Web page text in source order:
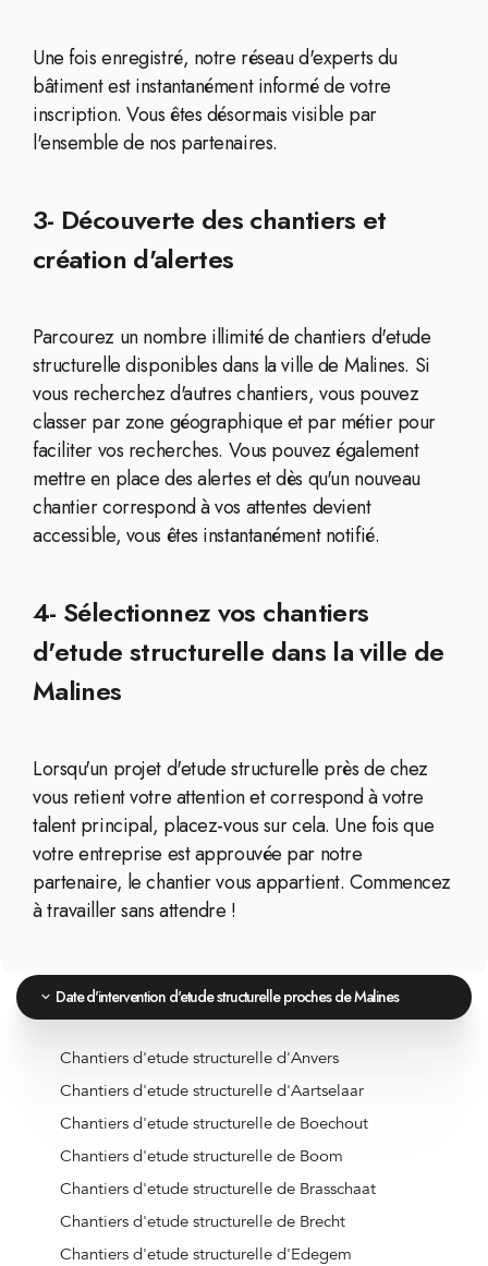
Une fois enregistré, notre réseau d'experts du
bâtiment est instantanément informé de votre
inscription. Vous êtes désormais visible par
l'ensemble de nos partenaires.
3- Découverte des chantiers et
création d'alertes
Parcourez un nombre illimité de chantiers d'etude
structurelle disponibles dans la ville de Malines. Si
vous recherchez d'autres chantiers, vous pouvez
classer par zone géographique et par métier pour
faciliter vos recherches. Vous pouvez également
mettre en place des alertes et dès qu'un nouveau
chantier correspond à vos attentes devient
accessible, vous êtes instantanément notifié.
4- Sélectionnez vos chantiers
d'etude structurelle dans la ville de
Malines
Lorsqu'un projet d'etude structurelle près de chez
vous retient votre attention et correspond à votre
talent principal, placez-vous sur cela. Une fois que
votre entreprise est approuvée par notre
partenaire, le chantier vous appartient. Commencez
à travailler sans attendre !
Date d'intervention d'etude structurelle proches de Malines
Chantiers d'etude structurelle d'Anvers
Chantiers d'etude structurelle d'Aartselaar
Chantiers d'etude structurelle de Boechout
Chantiers d'etude structurelle de Boom
Chantiers d'etude structurelle de Brasschaat
Chantiers d'etude structurelle de Brecht
Chantiers d'etude structurelle d'Edegem